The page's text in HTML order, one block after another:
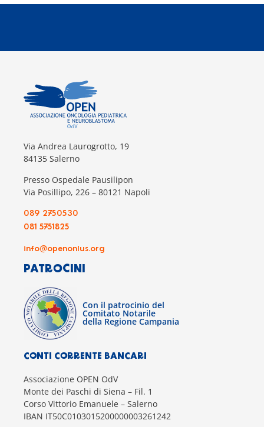
Via Andrea Laurogrotto, 19
84135 Salerno
Presso Ospedale Pausilipon
Via Posillipo, 226 – 80121 Napoli
089 2750530
081 5751825
info@openonlus.org
PATROCINI
Con il patrocinio del
Comitato Notarile
della Regione Campania
CONTI CORRENTE BANCARI
Associazione OPEN OdV
Monte dei Paschi di Siena – Fil. 1
Corso Vittorio Emanuele – Salerno
IBAN IT50C0103015200000003261242